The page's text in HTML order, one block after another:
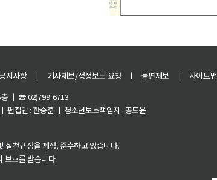
지사항 ㅣ 기사제보/정정보도 요청 ㅣ 불편제보 ㅣ
사이트맵
층 ㅣ ☎ 02)799-6713
편집인 : 한승훈 ㅣ 청소년보호책임자 : 공도윤
실천규정을 제정, 준수하고 있습니다.
보호를 받습니다.